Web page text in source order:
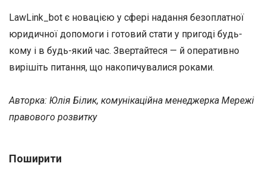
LawLink_bot є новацією у сфері надання безоплатної
юридичної допомоги і готовий стати у пригоді будь-
кому і в будь-який час. Звертайтеся — й оперативно
вирішіть питання, що накопичувалися роками.
Авторка: Юлія Білик, комунікаційна менеджерка Мережі
правового розвитку
Поширити